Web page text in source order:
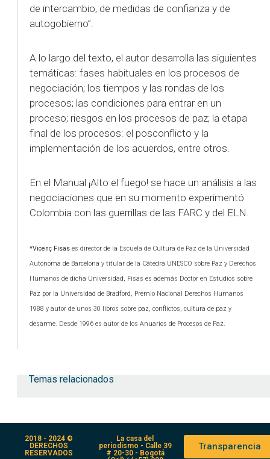
de intercambio, de medidas de confianza y de
autogobierno”.
A lo largo del texto, el autor desarrolla las siguientes
temáticas: fases habituales en los procesos de
negociación; los tiempos y las rondas de los
procesos; las condiciones para entrar en un
proceso; riesgos en los procesos de paz; la etapa
final de los procesos: el posconflicto y la
implementación de los acuerdos, entre otros.
En el Manual ¡Alto el fuego! se hace un análisis a las
negociaciones que en su momento experimentó
Colombia con las guerrillas de las FARC y del ELN.
*Vicenç Fisas es director de la Escuela de Cultura de Paz de la Universidad
Autónoma de Barcelona y titular de la Cátedra UNESCO sobre Paz y Derechos
Humanos de dicha Universidad, Fisas es además Doctor en Estudios sobre
Paz por la Universidad de Bradford, Premio Nacional Derechos Humanos
1988 y autor de unos 30 libros sobre paz, conflictos, cultura de paz y
desarme. Desde 1996 es autor de los Anuarios de Procesos de Paz.
Temas relacionados
2018 - 2024 ©
DERECHOS
RESERVADOS
La casa del
periodismo - Calle 39
# 20-30 - Bogotá
Transparencia